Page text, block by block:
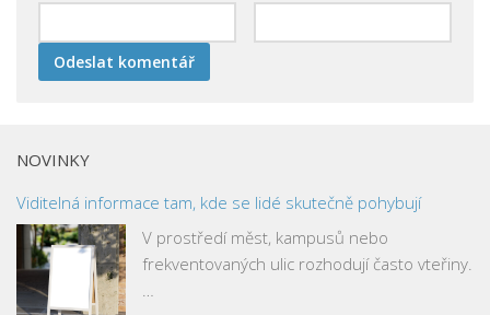
NOVINKY
Viditelná informace tam, kde se lidé skutečně pohybují
V prostředí měst, kampusů nebo
frekventovaných ulic rozhodují často vteřiny.